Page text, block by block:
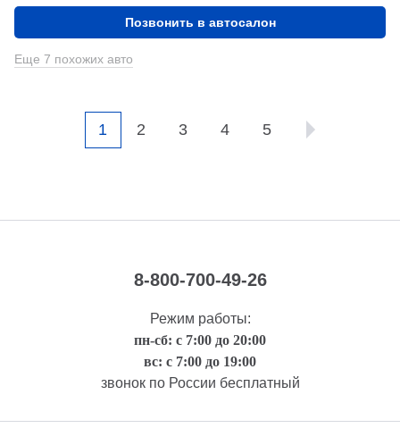
Позвонить в автосалон
Еще 7 похожих авто
1 2 3 4 5
8-800-700-49-26
Режим работы:
пн-сб: с 7:00 до 20:00
вс: с 7:00 до 19:00
звонок по России бесплатный